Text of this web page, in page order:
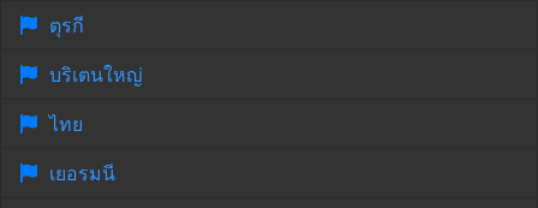
ตุรกี
บริเตนใหญ่
ไทย
เยอรมนี